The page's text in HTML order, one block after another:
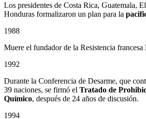
Los presidentes de Costa Rica, Guatemala,
Honduras formalizaron un plan para la
1988
Muere el fundador de la Resistencia francesa
1992
Durante la Conferencia de Desarme, que
39 naciones, se firmó el Tratado de
Químico, después de 24 años de discusión.
1994